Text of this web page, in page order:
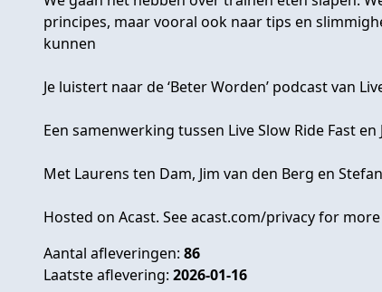
principes, maar vooral ook naar tips en
kunnen
Je luistert naar de ‘Beter Worden’ podcast van
Een samenwerking tussen Live Slow Ride Fast en
Met Laurens ten Dam, Jim van den Berg en
Hosted on Acast. Seeacast.com/privacyfor
Aantal afleveringen: 86
Laatste aflevering: 2026-01-16